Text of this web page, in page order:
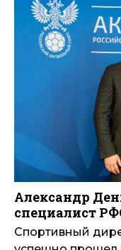
Александр
специалист
Спортивный